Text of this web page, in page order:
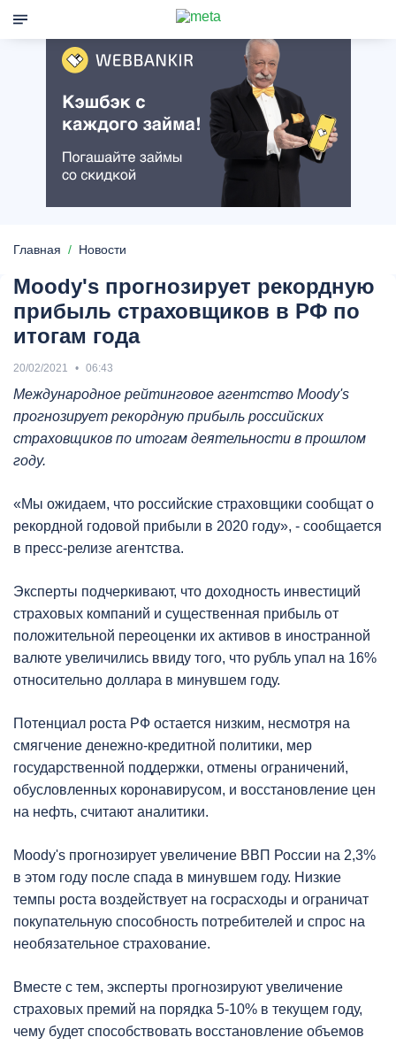
Главная Новости
Moody's прогнозирует рекордную
прибыль страховщиков в РФ по
итогам года
20/02/2021 06:43
Международное рейтинговое агентство Moody's
прогнозирует рекордную прибыль российских
страховщиков по итогам деятельности в прошлом
году.
«Мы ожидаем, что российские страховщики сообщат о
рекордной годовой прибыли в 2020 году», - сообщается
в пресс-релизе агентства.
Эксперты подчеркивают, что доходность инвестиций
страховых компаний и существенная прибыль от
положительной переоценки их активов в иностранной
валюте увеличились ввиду того, что рубль упал на 16%
относительно доллара в минувшем году.
Потенциал роста РФ остается низким, несмотря на
смягчение денежно-кредитной политики, мер
государственной поддержки, отмены ограничений,
обусловленных коронавирусом, и восстановление цен
на нефть, считают аналитики.
Moody's прогнозирует увеличение ВВП России на 2,3%
в этом году после спада в минувшем году. Низкие
темпы роста воздействует на госрасходы и ограничат
покупательную способность потребителей и спрос на
необязательное страхование.
Вместе с тем, эксперты прогнозируют увеличение
страховых премий на порядка 5-10% в текущем году,
чему будет способствовать восстановление объемов